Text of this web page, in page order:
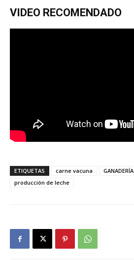
VIDEO RECOMENDADO
ETIQUETAS carne vacuna GANADERÍA
producción de leche